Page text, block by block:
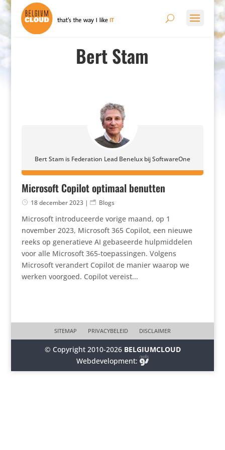
Bert Stam
Microsoft Copilot optimaal benutten
18 december 2023| Blogs
Microsoft introduceerde vorige maand, op 1
november 2023, Microsoft 365 Copilot, een nieuwe
reeks op generatieve AI gebaseerde hulpmiddelen
voor alle Microsoft 365-toepassingen. Volgens
Microsoft verandert Copilot de manier waarop we
werken voorgoed. Copilot vereist...
Bert Stam is Federation Lead Benelux bij SoftwareOne
SITEMAP PRIVACYBELEID DISCLAIMER
© Copyright 2010-2026 BELGIUMCLOUD
Webdevelopment: